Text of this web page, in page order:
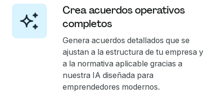
Crea acuerdos operativos
completos
Genera acuerdos detallados que se
ajustan a la estructura de tu empresa y
a la normativa aplicable gracias a
nuestra IA diseñada para
emprendedores modernos.